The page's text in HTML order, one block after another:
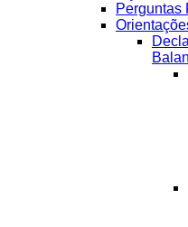
Perguntas